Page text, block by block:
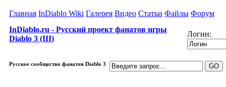
Главная InDiablo Wiki Галерея Видео Статьи Файлы Форум
InDiablo.ru - Русский проект фанатов игры
Diablo 3 (III)
Логин:
Русское сообщество фанатов Diablo 3